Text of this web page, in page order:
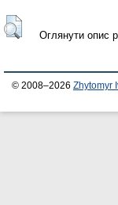
Оглянути опис
© 2008–2026 Zhytomyr